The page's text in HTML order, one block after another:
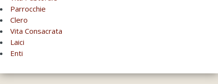
Parrocchie
Clero
Vita Consacrata
Laici
Enti